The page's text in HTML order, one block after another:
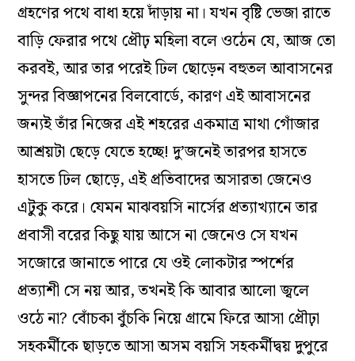
গ্রহণের পথে বাধা হয়ে দাঁড়ায় না। যখন বৃষ্টি ভেজা রাতে
বাড়ি ফেরার পথে প্রৌঢ় মহিলা বলে ওঠেন যে, আজ তো
করবই, আর তার পরেই ঢিল ছোড়েন বহুতল আবাসনের
সুন্দর বিজ্ঞাপনের বিলবোর্ডে, কারণ এই আবাসনের
জন্যই তাঁর নিজের এই শহরের একমাত্র মাথা গোঁজার
আশ্রয়টা ছেড়ে যেতে হচ্ছে! দু’জনেই তারপর হাসতে
হাসতে ঢিল ছোড়ে, এই প্রতিবাদের অসারতা জেনেও
এটুকু করে। যেমন মাঝবয়সি নার্সের প্রত্যাখ্যানে তার
প্রবাসী বরের কিছু যায় আসে না জেনেও সে যখন
সজোরে জানাতে পারে যে ওই লোকটার স্পর্শের
প্রত্যাশী সে নয় আর, তখনই কি আবার আলো জ্বলে
ওঠে না? বোঁচকা বুঁচকি নিয়ে গ্রামে ফিরে আসা প্রৌঢ়া
সহকর্মীকে ছাড়তে আসা অসম বয়সি সহকর্মীদ্বয় দুপুরে